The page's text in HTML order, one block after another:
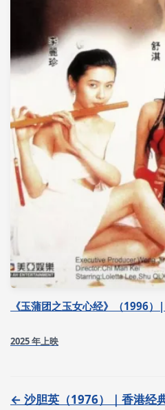
《玉蒲团之玉女心经》（1996
2025 年上映
← 沙胆英（1976）｜香港经